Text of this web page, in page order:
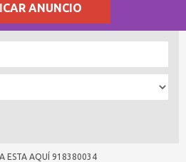
ANUNCIO
ESTA AQUÍ 918380034